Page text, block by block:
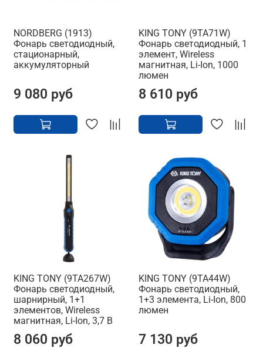
NORDBERG (1913)
Фонарь светодиодный,
стационарный,
аккумуляторный
9 080 руб
KING TONY (9TA71W)
Фонарь светодиодный, 1
элемент, Wireless
магнитная, Li-Ion, 1000
люмен
8 610 руб
KING TONY (9TA267W)
Фонарь светодиодный,
шарнирный, 1+1
элементов, Wireless
магнитная, Li-Ion, 3,7 В
8 060 руб
KING TONY (9TA44W)
Фонарь светодиодный,
1+3 элемента, Li-Ion, 800
люмен
7 130 руб